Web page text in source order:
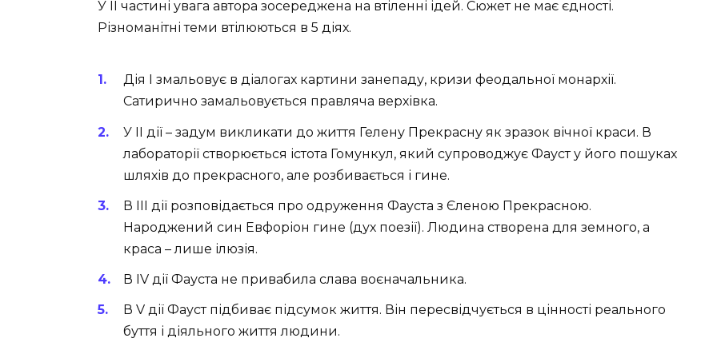
У ІІ частині увага автора зосереджена на втіленні ідей. Сюжет не має єдності.
Різноманітні теми втілюються в 5 діях.
Дія І змальовує в діалогах картини занепаду, кризи феодальної монархії.
Сатирично замальовується правляча верхівка.
У ІІ дії – задум викликати до життя Гелену Прекрасну як зразок вічної краси. В
лабораторії створюється істота Гомункул, який супроводжує Фауст у його пошуках
шляхів до прекрасного, але розбивається і гине.
В ІІІ дії розповідається про одруження Фауста з Єленою Прекрасною.
Народжений син Евфоріон гине (дух поезії). Людина створена для земного, а
краса – лише ілюзія.
В ІV дії Фауста не привабила слава воєначальника.
В V дії Фауст підбиває підсумок життя. Він пересвідчується в цінності реального
буття і діяльного життя людини.